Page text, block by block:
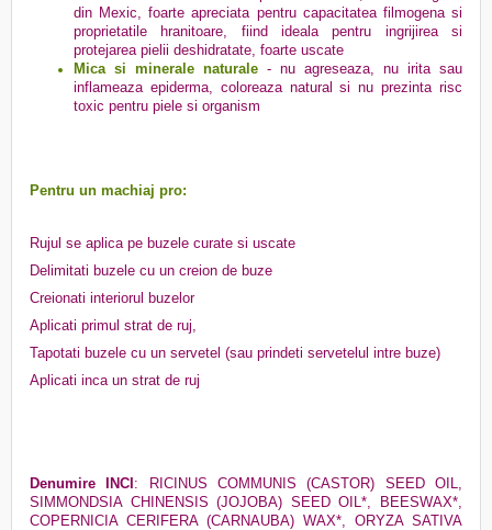
din Mexic, foarte apreciata pentru capacitatea filmogena si
proprietatile hranitoare, fiind ideala pentru ingrijirea si
protejarea pielii deshidratate, foarte uscate
Mica si minerale naturale - nu agreseaza, nu irita sau
inflameaza epiderma, coloreaza natural si nu prezinta risc
toxic pentru piele si organism
Pentru un machiaj pro:
Rujul se aplica pe buzele curate si uscate
Delimitati buzele cu un creion de buze
Creionati interiorul buzelor
Aplicati primul strat de ruj,
Tapotati buzele cu un servetel (sau prindeti servetelul intre buze)
Aplicati inca un strat de ruj
Denumire INCI :
RICINUS COMMUNIS (CASTOR) SEED OIL,
SIMMONDSIA CHINENSIS (JOJOBA) SEED OIL*, BEESWAX*,
COPERNICIA CERIFERA (CARNAUBA) WAX*, ORYZA SATIVA